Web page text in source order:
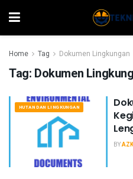
Home Tag Dokumen Lingkungan
Tag: Dokumen
HUTAN DAN LINGKUNGAN
BY